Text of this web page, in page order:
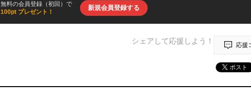
無料の会員登録（初回）で
100pt プレゼント！
新規会員登録する
シェアして応援しよう！ 応援
ポスト